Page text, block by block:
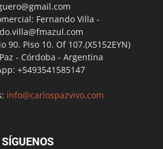
Fernando Villa -
90. Piso 10. Of 107.(X5152EYN)
- Córdoba - Argentina
+5493541585147
info@carlospazvivo.com
SÍGUENOS